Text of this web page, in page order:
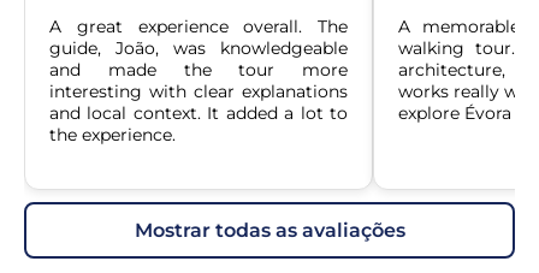
A great experience overall. The
guide, João, was knowledgeable
and made the tour more
interesting with clear explanations
and local context. It added a lot to
the experience.
A memorable
walking tour.
architecture,
works really
explore Évora
mostrar todas as avaliações